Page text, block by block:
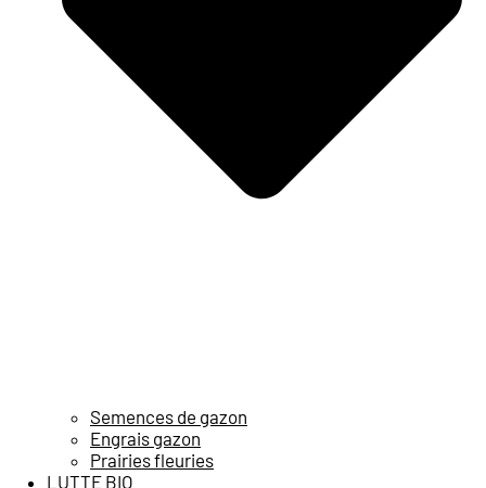
Semences de gazon
Engrais gazon
Prairies fleuries
LUTTE BIO